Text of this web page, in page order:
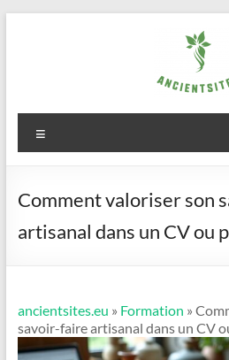
ancientsites.eu
Comment valoriser son
artisanal dans un CV ou
ancientsites.eu » Formation »
savoir-faire artisanal dans un CV